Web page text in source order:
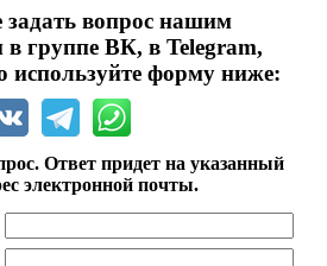
вопрос нашим
в группе ВК, в Telegram,
используйте форму ниже:
Ответ придет на указанный
электронной почты.